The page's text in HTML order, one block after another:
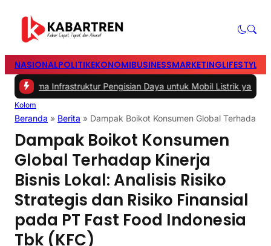
NASIONALPOLITIKEKONOMIBUSINESSMARKETINGLIFESTYLE
Infrastruktur Pengisian Daya untuk Mobil Listrik yang Perlu
Kolom
Beranda » Berita » Dampak Boikot Konsumen Global Terhadap
Dampak Boikot Konsumen
Global Terhadap Kinerja
Bisnis Lokal: Analisis Risiko
Strategis dan Risiko Finansial
pada PT Fast Food Indonesia
Tbk (KFC)